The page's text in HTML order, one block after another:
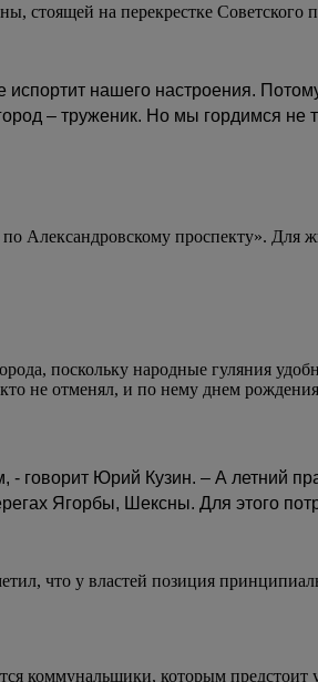
стоящей на перекрестке Советского
испортит нашего настроения.
– труженик. Но мы гордимся не
Александровскому проспекту». Для
поскольку народные гуляния
не отменял, и по нему днем рождения
говорит Юрий Кузин. – А летний
Ягорбы, Шексны. Для этого
что у властей позиция
коммунальщики, которым